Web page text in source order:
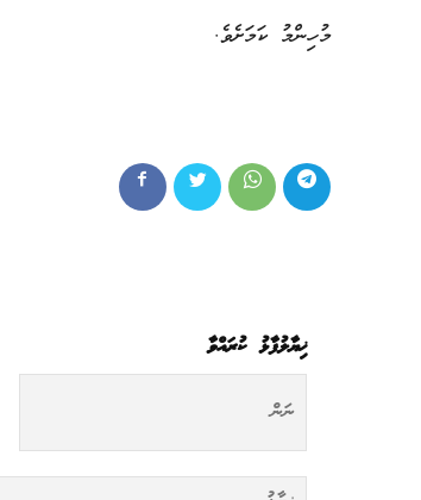
މުހިންމު ކަމަށެވެ.
ޚިޔާލުފާޅު ކުރައްވާ